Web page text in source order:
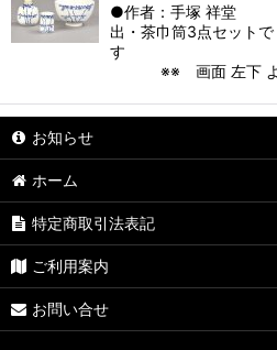
●作者：手塚 祥堂
出・茶巾筒3点セットで
※※ 画面 左下 より
お知らせ
ホーム
特定商取引法表記
ご利用案内
お問い合せ